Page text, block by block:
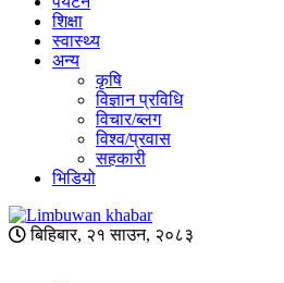
शिक्षा
स्वास्थ्य
अन्य
कृषि
विज्ञान प्रविधि
विचार/ब्लग
विश्व/प्रवास
सहकारी
भिडियो
बिहिबार, २१ साउन, २०८३